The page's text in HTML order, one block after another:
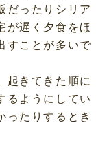
だったりシリア
が遅く夕食をほ
すことが多いで
起きてきた順に
るようにしてい
ったりするとき